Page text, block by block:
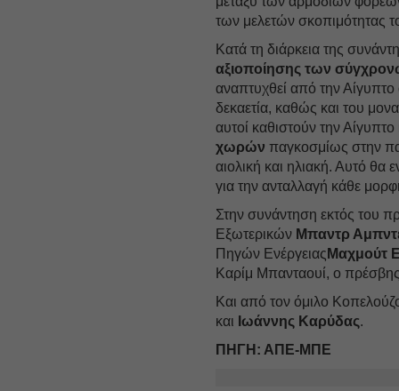
των μελετών σκοπιμότητας
Κατά τη διάρκεια της
αξιοποίησης των
αναπτυχθεί από την Αίγυπτο
δεκαετία, καθώς και του
αυτοί καθιστούν την
χωρών παγκοσμίως στην
αιολική και ηλιακή. Αυτό θα
για την ανταλλαγή κάθε
Στην συνάντηση εκτός του
Εξωτερικών Μπαντρ
Πηγών Ενέργειας Μαχμούτ
Καρίμ Μπανταουί, ο
Και από τον όμιλο
και Ιωάννης Καρύδας.
ΠΗΓΗ: ΑΠΕ-ΜΠΕ